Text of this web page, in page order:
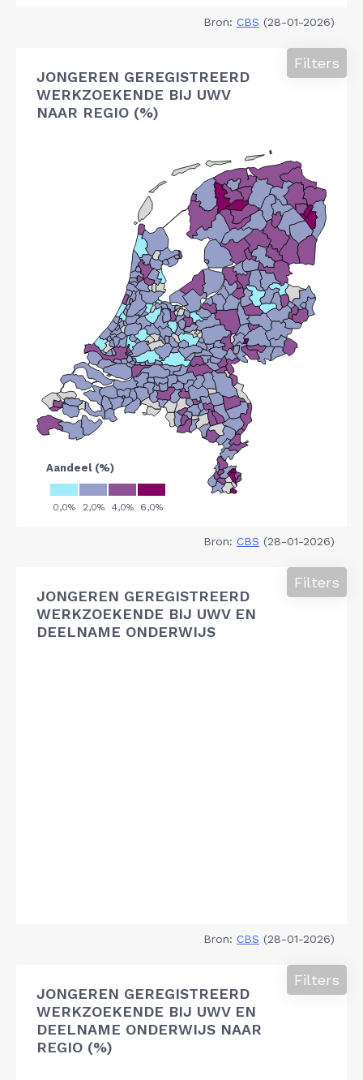
Bron: CBS (28-01-2026)
JONGEREN GEREGISTREERD
WERKZOEKENDE BIJ UWV
NAAR REGIO (%)
Filters
Bron: CBS (28-01-2026)
JONGEREN GEREGISTREERD
WERKZOEKENDE BIJ UWV EN
DEELNAME ONDERWIJS
Filters
Bron: CBS (28-01-2026)
JONGEREN GEREGISTREERD
WERKZOEKENDE BIJ UWV EN
DEELNAME ONDERWIJS NAAR
REGIO (%)
Filters